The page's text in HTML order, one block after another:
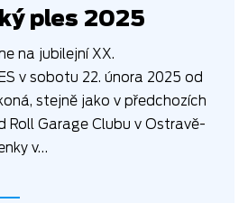
ples 2025
na jubilejní XX.
v sobotu 22. února 2025 od
stejně jako v předchozích
Roll Garage Clubu v Ostravě-
v…